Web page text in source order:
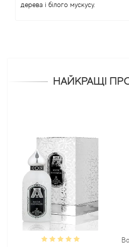
дерева і білого мускусу.
НАЙКРАЩІ